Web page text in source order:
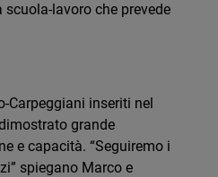
lavoro che prevede
Carpeggiani inseriti nel
grande
e capacità. “Seguiremo i
spiegano Marco e